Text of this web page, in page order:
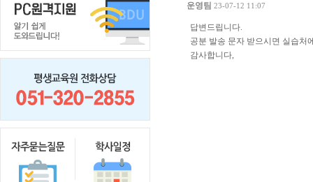
운영팀 23-07-12 11:07
답변드립니다.
공분 발송 문자 받으시면 실습처
감사합니다,